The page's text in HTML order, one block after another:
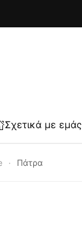
Σχετικά με εμάς
Πάτρα